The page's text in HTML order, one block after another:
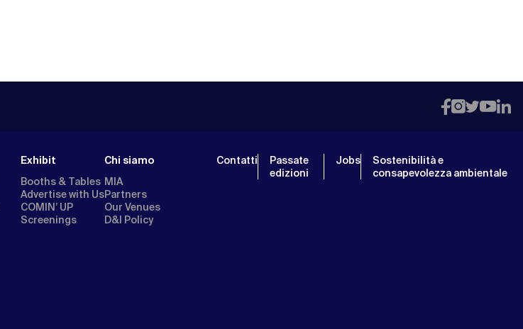
Exhibit
Booths & Tables
Advertise with Us
COMIN’ UP
Screenings
Chi siamo
MIA
Partners
Our Venues
D&I Policy
Contatti
Passate
edizioni
Jobs
Sostenibilità e
consapevolezza ambientale